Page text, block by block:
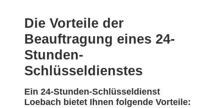
Die Vorteile der
Beauftragung eines 24-
Stunden-
Schlüsseldienstes
Ein 24-Stunden-Schlüsseldienst
Loebach bietet Ihnen folgende Vorteile: